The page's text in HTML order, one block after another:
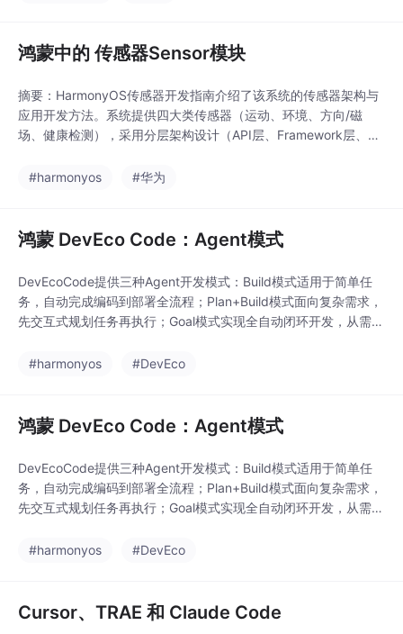
鸿蒙中的 传感器Sensor模块
摘要：HarmonyOS传感器开发指南介绍了该系统的传感器架构与
应用开发方法。系统提供四大类传感器（运动、环境、方向/磁
场、健康检测），采用分层架构设计（API层、Framework层、Se
2）使用核心API查询传感器；3）通过on/once方法订阅数据；
#harmonyos #华为
鸿蒙 DevEco Code：Agent模式
DevEcoCode提供三种Agent开发模式：Build模式适用于简单任
务，自动完成编码到部署全流程；Plan+Build模式面向复杂需求，
先交互式规划任务再执行；Goal模式实现全自动闭环开发，从需求
其中Goal模式可输出结构化文档并实现全链路自主迭代。使用时需
#harmonyos #DevEco
鸿蒙 DevEco Code：Agent模式
DevEcoCode提供三种Agent开发模式：Build模式适用于简单任
务，自动完成编码到部署全流程；Plan+Build模式面向复杂需求，
先交互式规划任务再执行；Goal模式实现全自动闭环开发，从需求
其中Goal模式可输出结构化文档并实现全链路自主迭代。使用时需
#harmonyos #DevEco
Cursor、TRAE 和 Claude Code